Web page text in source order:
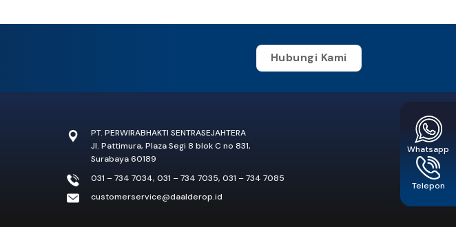
Whatsapp
Telepon
Hubungi Kami
PT. PERWIRABHAKTI SENTRASEJAHTERA
Jl. Pattimura, Plaza Segi 8 blok C no 831,
Surabaya 60189
031 – 734 7034,031 – 734 7035,031 – 734 7085
customerservice@daalderop.id